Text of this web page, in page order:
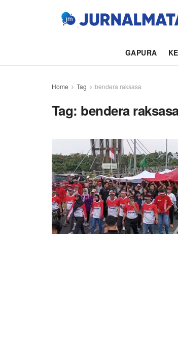
GAPURA
Home Tag bendera raksasa
Tag: bendera